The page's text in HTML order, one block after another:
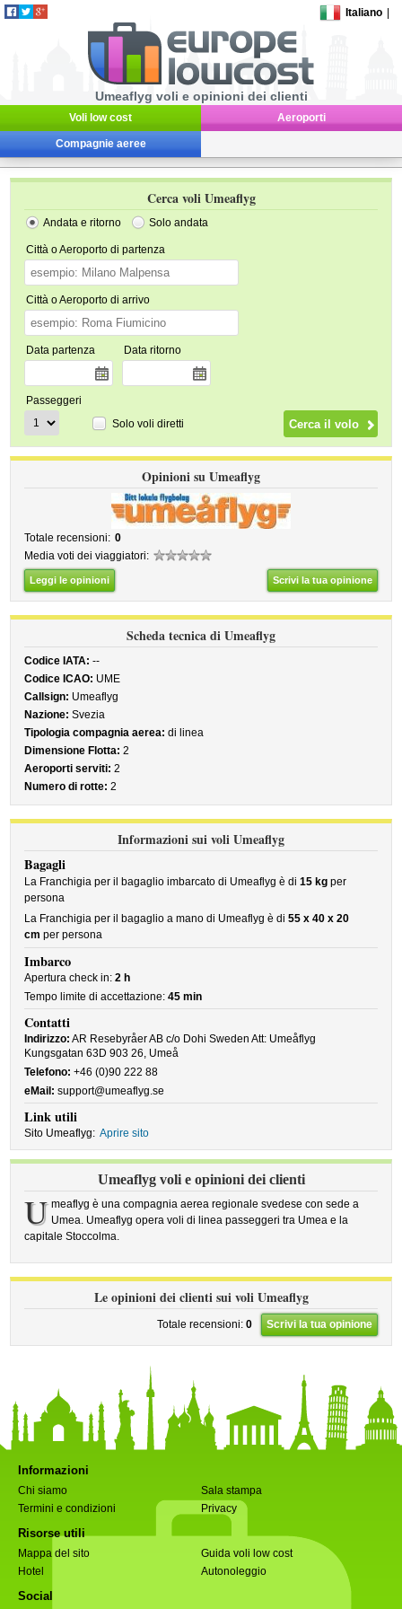
Italiano
Umeaflyg voli e opinioni dei clienti
Voli low cost Aeroporti
Compagnie aeree
Cerca voli Umeaflyg
Andata e ritorno Solo andata
Città o Aeroporto di partenza
Città o Aeroporto di arrivo
Data partenza Data ritorno
Passeggeri
Solo voli diretti
Opinioni su Umeaflyg
Totale recensioni: 0
Media voti dei viaggiatori:
Leggi le opinioni Scrivi la tua opinione
Scheda tecnica di Umeaflyg
Codice IATA: --
Codice ICAO: UME
Callsign: Umeaflyg
Nazione: Svezia
Tipologia compagnia aerea: di linea
Dimensione Flotta: 2
Aeroporti serviti: 2
Numero di rotte: 2
Informazioni sui voli Umeaflyg
Bagagli
La Franchigia per il bagaglio imbarcato di Umeaflyg è di15 kg per
persona
La Franchigia per il bagaglio a mano di Umeaflyg è di55 x 40 x 20
cm per persona
Imbarco
Apertura check in:2 h
Tempo limite di accettazione:45 min
Contatti
Indirizzo: AR Resebyråer AB c/o Dohi Sweden Att: Umeåflyg
Kungsgatan 63D 903 26, Umeå
Telefono: +46 (0)90 222 88
eMail: support@umeaflyg.se
Link utili
Sito Umeaflyg: Aprire sito
Umeaflyg voli e opinioni dei clienti
U meaflyg è una compagnia aerea regionale svedese con sede a
Umea. Umeaflyg opera voli di linea passeggeri tra Umea e la
capitale Stoccolma.
Le opinioni dei clienti sui voli Umeaflyg
Totale recensioni: 0 Scrivi la tua opinione
Informazioni
Chi siamo
Sala stampa
Termini e condizioni
Privacy
Risorse utili
Mappa del sito
Guida voli low cost
Hotel
Autonoleggio
Social